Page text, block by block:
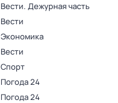
Вести. Дежурная часть
Вести
Экономика
Вести
Спорт
Погода 24
Погода 24